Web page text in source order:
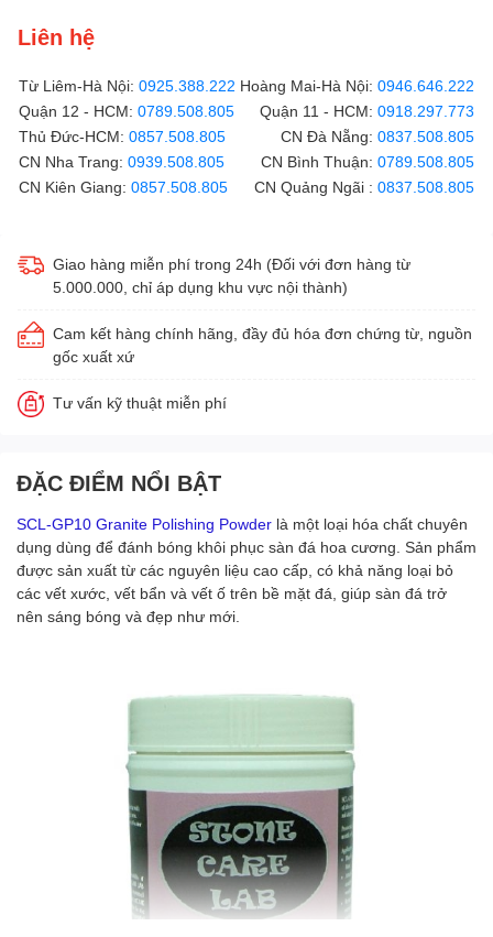
Liên hệ
Từ Liêm-Hà Nội: 0925.388.222 Hoàng Mai-Hà Nội: 0946.646.222
Quận 12 - HCM: 0789.508.805 Quận 11 - HCM: 0918.297.773
Thủ Đức-HCM: 0857.508.805 CN Đà Nẵng: 0837.508.805
CN Nha Trang: 0939.508.805 CN Bình Thuận: 0789.508.805
CN Kiên Giang: 0857.508.805 CN Quảng Ngãi : 0837.508.805
Giao hàng miễn phí trong 24h (Đối với đơn hàng từ
5.000.000, chỉ áp dụng khu vực nội thành)
Cam kết hàng chính hãng, đầy đủ hóa đơn chứng từ, nguồn
gốc xuất xứ
Tư vấn kỹ thuật miễn phí
ĐẶC ĐIỂM NỔI BẬT
SCL-GP10 Granite Polishing Powder là một loại hóa chất chuyên
dụng dùng để đánh bóng khôi phục sàn đá hoa cương. Sản phẩm
được sản xuất từ các nguyên liệu cao cấp, có khả năng loại bỏ
các vết xước, vết bẩn và vết ố trên bề mặt đá, giúp sàn đá trở
nên sáng bóng và đẹp như mới.